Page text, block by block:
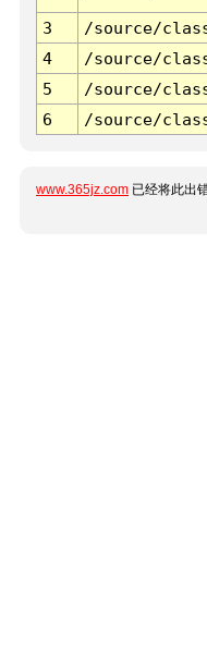
3 /source/
4
/source/
5
/source/
6
/source/
www.365jz.com 已经将此出